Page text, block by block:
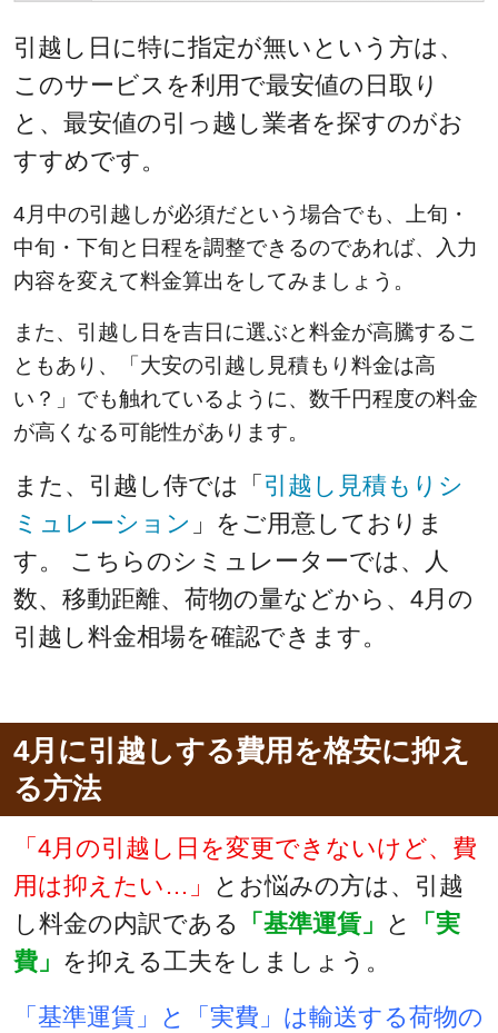
引越し日に特に指定が無いという方は、
このサービスを利用で最安値の日取り
と、最安値の引っ越し業者を探すのがお
すすめです。
4月中の引越しが必須だという場合でも、上旬・
中旬・下旬と日程を調整できるのであれば、入力
内容を変えて料金算出をしてみましょう。
また、引越し日を吉日に選ぶと料金が高騰するこ
ともあり、
「大安の引越し見積もり料金は高
い？」 でも触れているように、数千円程度の料金
が高くなる可能性があります。
また、引越し侍では「 引越し見積もりシ
ミュレーション 」をご用意しておりま
す。 こちらのシミュレーターでは、人
数、移動距離、荷物の量などから、4月の
引越し料金相場を確認できます。
4月に引越しする費用を格安に抑え
る方法
「4月の引越し日を変更できないけど、費
用は抑えたい…」
とお悩みの方は、引越
し料金の内訳である
「基準運賃」 と
「実
費」 を抑える工夫をしましょう。
「基準運賃」と「実費」は輸送する荷物の